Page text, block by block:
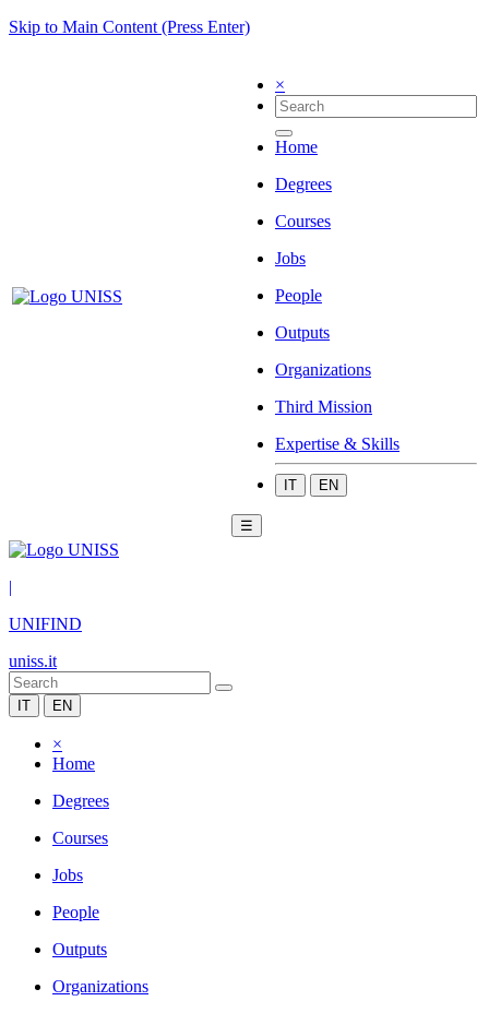
Skip to Main Content (Press Enter)
×
Home
Degrees
Courses
Jobs
People
Outputs
Organizations
Third Mission
Expertise & Skills
IT EN
☰
|
UNIFIND
uniss.it
IT EN
×
Home
Degrees
Courses
Jobs
People
Outputs
Organizations